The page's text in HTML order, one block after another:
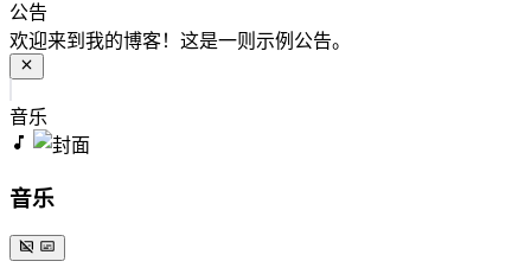
公告
欢迎来到我的博客！这是一则示例公告。
音乐
音乐